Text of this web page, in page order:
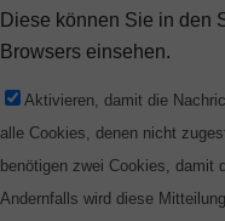
Diese können Sie in den
Browsers einsehen.
Aktivieren, damit die
alle Cookies, denen nicht
benötigen zwei Cookies, damit
Andernfalls wird diese